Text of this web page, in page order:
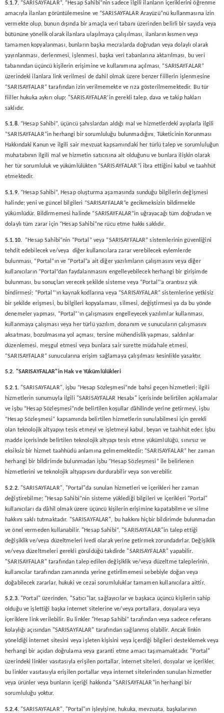
5.1.7. “SARISAYFALAR”, “Hesap Sahibi”nin sadece ilgili ilanların içeriklerini öğrenme
amacıyla ilanları görüntülemesine ve “SARISAYFALAR Arayüzü”nü kullanmasına izin
vermekte olup, bunun dışında bir amaçla veri tabanı üzerinden belirli bir sayıda veya
bütününe yönelik olarak ilanlara ulaşılmaya çalışılması, ilanların kısmen veya
tamamen kopyalanması, bunların başka mecralarda doğrudan veya dolaylı olarak
yayınlanması, derlenmesi, işlenmesi, başka veri tabanlarına aktarılması, bu veri
tabanından üçüncü kişilerin erişimine ve kullanımına açılması, “SARISAYFALAR”
üzerindeki ilanlara link verilmesi de dahil olmak üzere benzer fiillerin işlenmesine
“SARISAYFALAR” tarafından izin verilmemekte ve rıza gösterilmemektedir. Bu tür
fiiller hukuka aykırı olup; "SARISAYFALAR’in gerekli talep, dava ve takip hakları
saklıdır.
5.1.8.“Hesap Sahibi”, üçüncü şahıslardan aldığı mal ve hizmetlerdeki ayıplarla ilgili
“SARISAYFALAR”in herhangi bir sorumluluğu bulunmadığını, Tüketicinin Korunması
Hakkındaki Kanun ve ilgili sair mevzuat kapsamındaki her türlü talep ve sorumluluğun
muhatabının ilgili mal ve hizmetin satıcısına ait olduğunu ve bunlara ilişkin olarak
her tür sorumluluk ve yükümlülükten “SARISAYFALAR”i ibra ettiğini kabul ve taahhüt
etmektedir.
5.1.9.“Hesap Sahibi”, Hesap oluşturma aşamasında sunduğu bilgilerin değişmesi
halinde; yeni ve güncel bilgileri “SARISAYFALAR”e gecikmeksizin bildirmekle
yükümlüdür. Bildirmemesi halinde “SARISAYFALAR”in uğrayacağı tüm doğrudan ve
dolaylı tüm zarar için “Hesap Sahibi”ne rücu etme hakkı saklıdır.
5.1.10.“Hesap Sahibi”nin “Portal” veya “SARISAYFALAR” sistemlerinin güvenliğini
tehdit edebilecek ve/veya diğer kullanıcılara zarar verebilecek eylemlerde
bulunması, “Portal”ın ve “Portal”a ait diğer yazılımların çalışmasını veya diğer
kullanıcıların “Portal”dan faydalanmasını engelleyebilecek herhangi bir girişimde
bulunması, bu sonuçları verecek şekilde sisteme veya “Portal”’a orantısız yük
bindirmesi; “Portal”’ın kaynak kodlarına veya “SARISAYFALAR” sistemlerine yetkisiz
bir şekilde erişmesi, bu bilgileri kopyalaması, silmesi, değiştirmesi ya da bu yönde
denemeler yapması, “Portal”’ın çalışmasını engelleyecek yazılımlar kullanması,
kullanmaya çalışması veya her türlü yazılım, donanım ve sunucuların çalışmasını
aksatması, bozulmasına yol açması, tersine mühendislik yapması, saldırılar
düzenlemesi, meşgul etmesi veya bunlara sair surette müdahale etmesi,
“SARISAYFALAR” sunucularına erişim sağlamaya çalışılması kesinlikle yasaktır.
5.2. "SARISAYFALAR"in Hak ve Yükümlülükleri
5.2.1."SARISAYFALAR", işbu “Hesap Sözleşmesi”nde bahsi geçen hizmetleri; ilgili
hizmetlerin sunumuyla ilgili "SARISAYFALAR Hesabı" içerisinde belirtilen açıklamalar
ve işbu “Hesap Sözleşmesi”nde belirtilen koşullar dâhilinde yerine getirmeyi, işbu
“Hesap Sözleşmesi” kapsamında belirtilen hizmetlerin sunulabilmesi için gerekli
olan teknolojik altyapıyı tesis etmeyi ve işletmeyi kabul, beyan ve taahhüt eder. İşbu
madde içerisinde belirtilen teknolojik altyapı tesis etme yükümlülüğü, sınırsız ve
eksiksiz bir hizmet taahhüdü anlamına gelmemektedir; “SARISAYFALAR” her zaman
herhangi bir bildirimde bulunmadan işbu “Hesap Sözleşmesi” ile belirlenen
hizmetlerini ve teknolojik altyapısını durdurabilir veya son verebilir.
5.2.2."SARISAYFALAR", "Portal"da sunulan hizmetleri ve içerikleri her zaman
değiştirebilme; "Hesap Sahibi”nin sisteme yüklediği bilgileri ve içerikleri "Portal"
kullanıcıları da dâhil olmak üzere üçüncü kişilerin erişimine kapatabilme ve silme
hakkını saklı tutmaktadır. "SARISAYFALAR", bu hakkını hiçbir bildirimde bulunmadan
ve önel vermeden kullanabilir. "Hesap Sahibi”, "SARISAYFALAR"in talep ettiği
değişiklik ve/veya düzeltmeleri ivedi olarak yerine getirmek zorundadırlar. Değişiklik
ve/veya düzeltmeleri gerekli görüldüğü takdirde "SARISAYFALAR" yapabilir.
"SARISAYFALAR" tarafından talep edilen değişiklik ve/veya düzeltme taleplerinin,
kullanıcılar tarafından zamanında yerine getirilmemesi sebebiyle doğan veya
doğabilecek zararlar, hukuki ve cezai sorumluluklar tamamen kullanıcılara aittir.
5.2.3."Portal" üzerinden, "Satıcı"lar, sağlayıcılar ve başkaca üçüncü kişilerin sahip
olduğu ve işlettiği başka internet sitelerine ve/veya portallara, dosyalara veya
içeriklere link verilebilir. Bu linkler "Hesap Sahibi” tarafından veya sadece referans
kolaylığı açısından "SARISAYFALAR" tarafından sağlanmış olabilir. Ancak linkin
yöneldiği internet sitesini veya işleten kişisini veya içerdiği bilgileri desteklemek veya
herhangi bir açıdan doğrulama veya garanti etme amacı taşımamaktadır. "Portal"
üzerindeki linkler vasıtasıyla erişilen portallar, internet siteleri, dosyalar ve içerikler,
bu linkler vasıtasıyla erişilen portallar veya internet sitelerinden sunulan hizmetler
veya ürünler veya bunların içeriği hakkında "SARISAYFALAR"in herhangi bir
sorumluluğu yoktur.
5.2.4."SARISAYFALAR", "Portal"ın işleyişine, hukuka, mevzuata, başkalarının